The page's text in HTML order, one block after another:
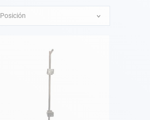
Posición